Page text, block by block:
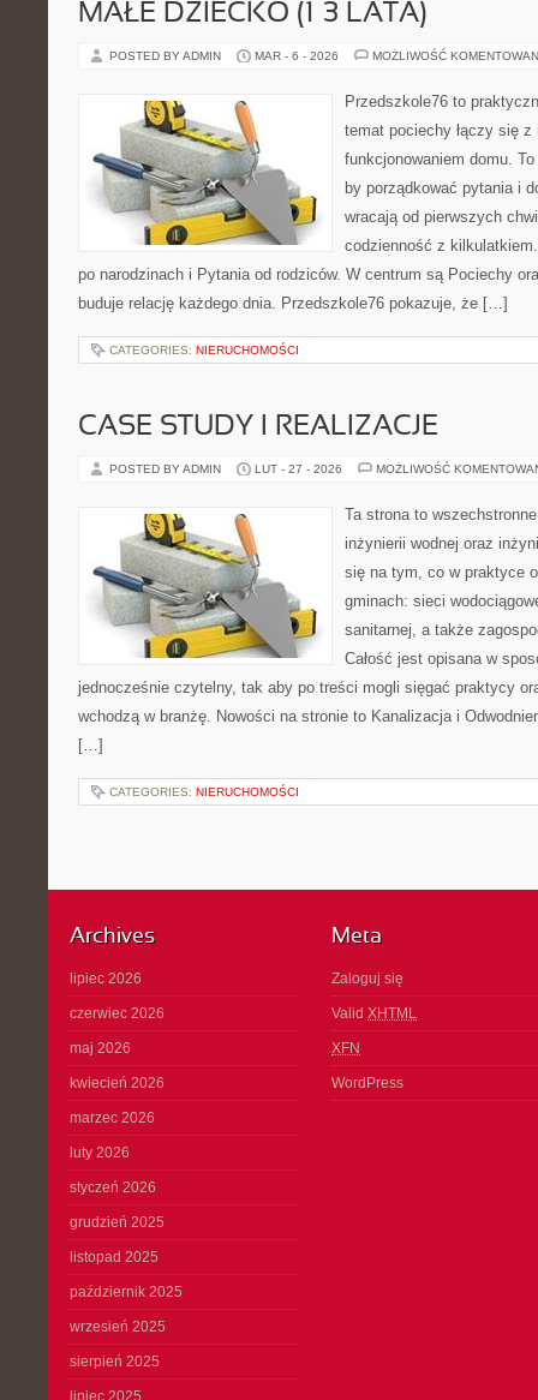
MAŁE DZIECKO (1–3 LATA)
POSTED BY ADMIN MAR - 6 - 2026 MOŻLIWOŚĆ
Przedszkole76 to
temat pociechy łączy się
funkcjonowaniem domu.
by porządkować pytania i
wracają od pierwszych
codzienność z
po narodzinach i Pytania od rodziców. W centrum są Pociechy
buduje relację każdego dnia. Przedszkole76 pokazuje, że […]
CATEGORIES: NIERUCHOMOŚCI
CASE STUDY I REALIZACJE
POSTED BY ADMIN LUT - 27 - 2026 MOŻLIWOŚĆ
Ta strona to
inżynierii wodnej oraz
się na tym, co w praktyce
gminach: sieci
sanitarnej, a także
Całość jest opisana w
jednocześnie czytelny, tak aby po treści mogli sięgać praktycy
wchodzą w branżę. Nowości na stronie to Kanalizacja i
[…]
CATEGORIES: NIERUCHOMOŚCI
Archives
lipiec 2026
czerwiec 2026
maj 2026
kwiecień 2026
marzec 2026
luty 2026
styczeń 2026
grudzień 2025
listopad 2025
październik 2025
wrzesień 2025
sierpień 2025
lipiec 2025
Meta
Zaloguj się
Valid XHTML
XFN
WordPress